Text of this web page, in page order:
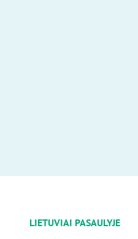
LIETUVIAI PASAULYJE